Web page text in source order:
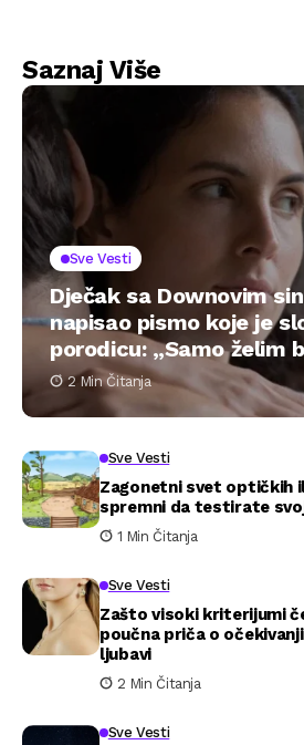
Saznaj Više
Sve Vesti
Dječak sa Downovim
napisao pismo koje je
porodicu: „Samo želim
2 Min Čitanja
Sve Vesti
Zagonetni svet optičkih
spremni da testirate
1 Min Čitanja
Sve Vesti
Zašto visoki kriterijumi
poučna priča o
ljubavi
2 Min Čitanja
Sve Vesti